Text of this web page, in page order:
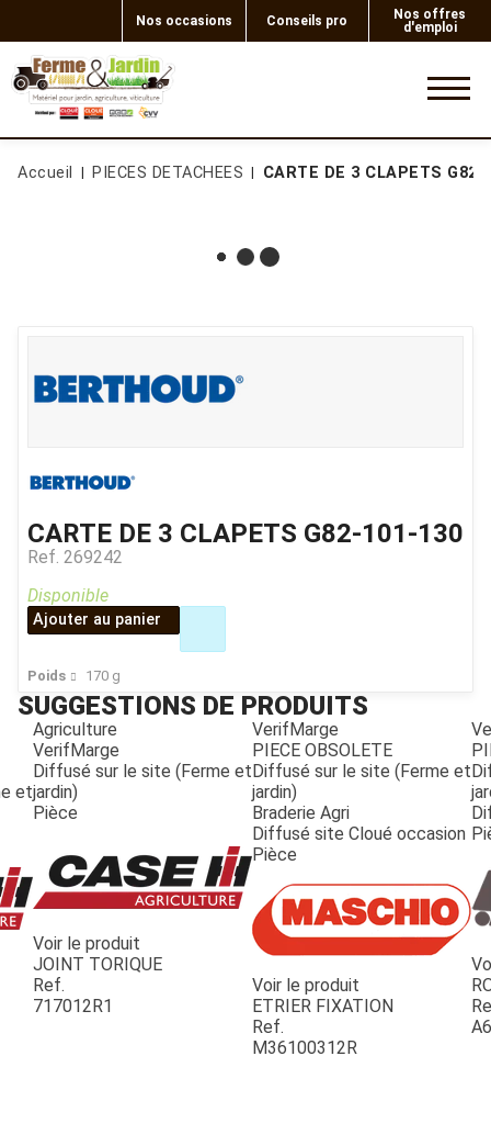
Nos occasions Conseils pro
Nos offres
d'emploi
JOUET
ESPACES VERTS
Accueil PIECES DETACHEES CARTE DE 3 CLAPETS G82-
CARTE DE 3 CLAPETS G82-101-130
Ref. 269242
Poids 170 g
Disponible
Ajouter au panier
SUGGESTIONS DE PRODUITS
et
Agriculture
VerifMarge
Diffusé sur le site (Ferme et
jardin)
Pièce
Voir le produit
JOINT TORIQUE
Ref.
717012R1
VerifMarge
PIECE OBSOLETE
Diffusé sur le site (Ferme et
jardin)
Braderie Agri
Diffusé site Cloué occasion
Pièce
Voir le produit
ETRIER FIXATION
Ref.
M36100312R